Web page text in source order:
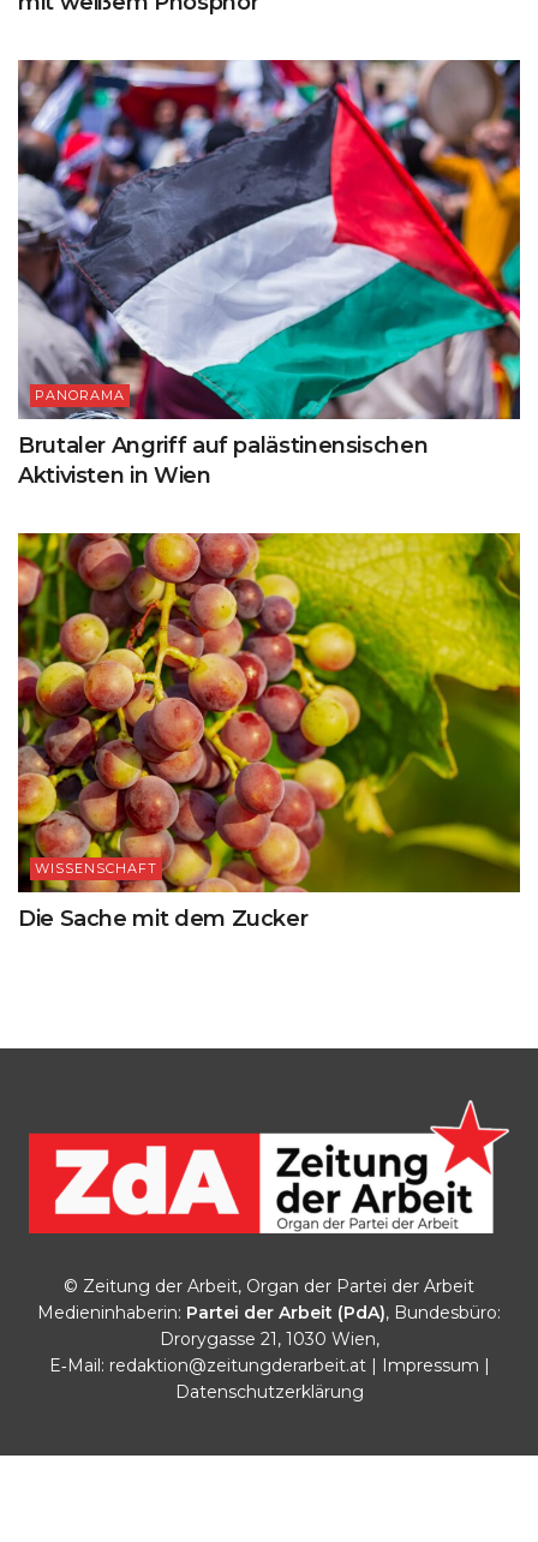
PANORAMA
Brutaler Angriff auf palästinensischen
Aktivisten in Wien
WISSENSCHAFT
Die Sache mit dem Zucker
© Zeitung der Arbeit, Organ der Partei der Arbeit
Medieninhaberin: Partei der Arbeit (PdA), Bundesbüro:
Drorygasse 21, 1030 Wien,
E‑Mail: redaktion@zeitungderarbeit.at| Impressum |
Datenschutzerklärung